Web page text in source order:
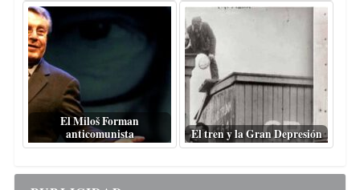
El Miloš Forman
anticomunista
El tren y la Gran Depresión